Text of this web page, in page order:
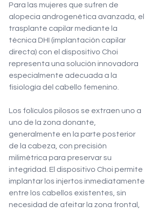
Para las mujeres que sufren de
alopecia androgenética avanzada, el
trasplante capilar mediante la
técnica DHI (implantación capilar
directa) con el dispositivo Choi
representa una solución innovadora
especialmente adecuada a la
fisiología del cabello femenino.
Los folículos pilosos se extraen uno a
uno de la zona donante,
generalmente en la parte posterior
de la cabeza, con precisión
milimétrica para preservar su
integridad. El dispositivo Choi permite
implantar los injertos inmediatamente
entre los cabellos existentes, sin
necesidad de afeitar la zona frontal,